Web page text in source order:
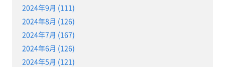
2024年9月 (111)
2024年8月 (126)
2024年7月 (167)
2024年6月 (126)
2024年5月 (121)